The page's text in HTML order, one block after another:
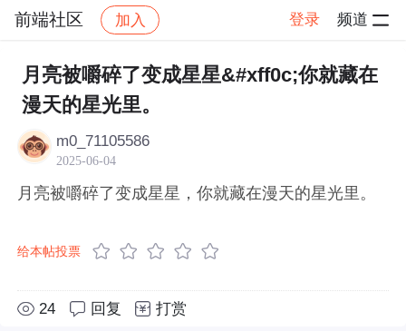
前端社区 加入 登录 频道
社区 前端社区 感慨 帖子详情
月亮被嚼碎了变成星星&#xff0c;你就藏在
漫天的星光里。
m0_71105586
2025-06-04
月亮被嚼碎了变成星星，你就藏在漫天的星光里。
给本帖投票
24 回复 打赏